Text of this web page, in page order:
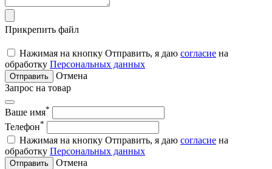
Прикрепить файл
Нажимая на кнопку Отправить, я даю согласие на
обработку Персональных данных
Отправить
Отмена
Запрос на товар
Ваше имя*
Телефон*
Нажимая на кнопку Отправить, я даю согласие на
обработку Персональных данных
Отправить
Отмена